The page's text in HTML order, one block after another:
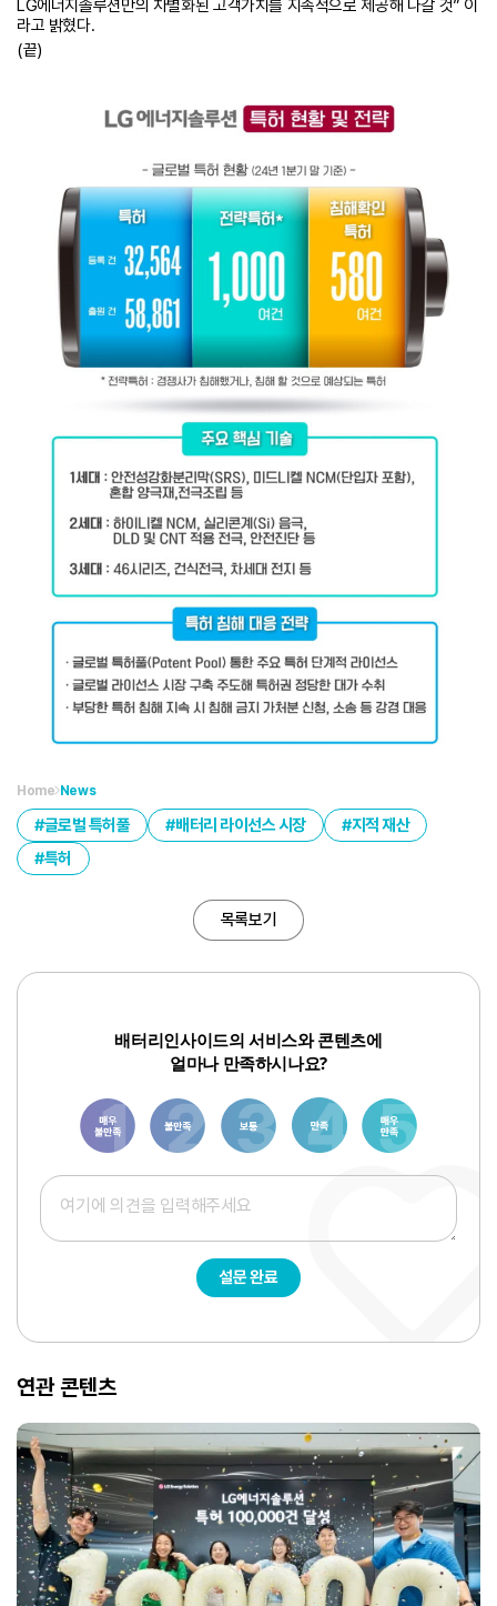
LG에너지솔루션만의 차별화된 고객가치를 지속적으로 제공해 나갈 것” 이
라고 밝혔다.
(끝)
Home News
글로벌 특허풀 배터리 라이선스 시장
지적 재산
특허
목록보기
배터리인사이드의 서비스와 콘텐츠에
얼마나 만족하시나요?
1 3 6 8 10
설문 완료
연관 콘텐츠